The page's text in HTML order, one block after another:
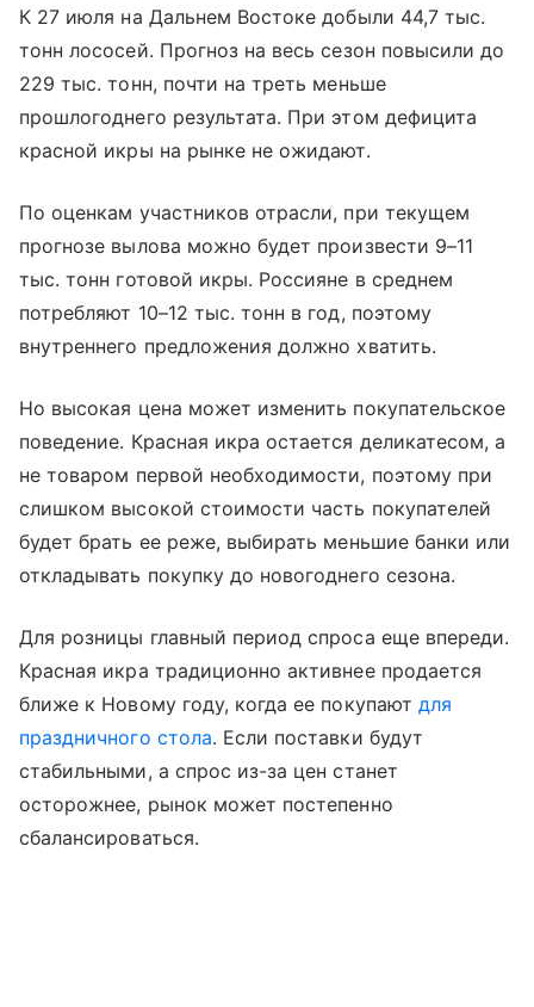
К 27 июля на Дальнем Востоке добыли 44,7 тыс.
тонн лососей. Прогноз на весь сезон повысили до
229 тыс. тонн, почти на треть меньше
прошлогоднего результата. При этом дефицита
красной икры на рынке не ожидают.
По оценкам участников отрасли, при текущем
прогнозе вылова можно будет произвести 9–11
тыс. тонн готовой икры. Россияне в среднем
потребляют 10–12 тыс. тонн в год, поэтому
внутреннего предложения должно хватить.
Но высокая цена может изменить покупательское
поведение. Красная икра остается деликатесом, а
не товаром первой необходимости, поэтому при
слишком высокой стоимости часть покупателей
будет брать ее реже, выбирать меньшие банки или
откладывать покупку до новогоднего сезона.
Для розницы главный период спроса еще впереди.
Красная икра традиционно активнее продается
ближе к Новому году, когда ее покупают для
праздничного стола. Если поставки будут
стабильными, а спрос из-за цен станет
осторожнее, рынок может постепенно
сбалансироваться.